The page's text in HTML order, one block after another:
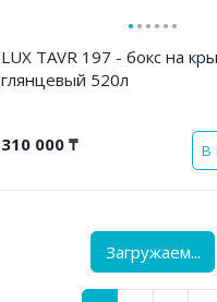
······
LUX TAVR 197 - бокс на
глянцевый 520л
310 000 ₸ В